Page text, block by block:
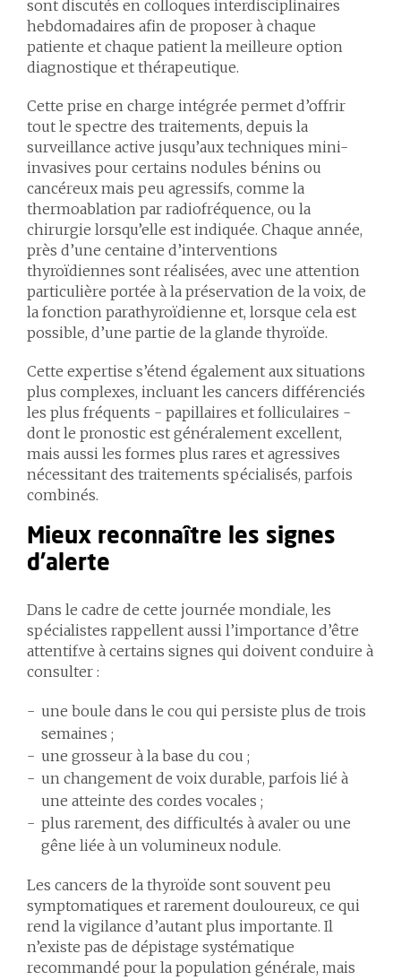
sont discutés en colloques interdisciplinaires
hebdomadaires afin de proposer à chaque
patiente et chaque patient la meilleure option
diagnostique et thérapeutique.
Cette prise en charge intégrée permet d’offrir
tout le spectre des traitements, depuis la
surveillance active jusqu’aux techniques mini-
invasives pour certains nodules bénins ou
cancéreux mais peu agressifs, comme la
thermoablation par radiofréquence, ou la
chirurgie lorsqu’elle est indiquée. Chaque année,
près d’une centaine d’interventions
thyroïdiennes sont réalisées, avec une attention
particulière portée à la préservation de la voix, de
la fonction parathyroïdienne et, lorsque cela est
possible, d’une partie de la glande thyroïde.
Cette expertise s’étend également aux situations
plus complexes, incluant les cancers différenciés
les plus fréquents - papillaires et folliculaires -
dont le pronostic est généralement excellent,
mais aussi les formes plus rares et agressives
nécessitant des traitements spécialisés, parfois
combinés.
Mieux reconnaître les signes
d’alerte
Dans le cadre de cette journée mondiale, les
spécialistes rappellent aussi l’importance d’être
attentif.ve à certains signes qui doivent conduire à
consulter :
une boule dans le cou qui persiste plus de trois
semaines ;
une grosseur à la base du cou ;
un changement de voix durable, parfois lié à
une atteinte des cordes vocales ;
plus rarement, des difficultés à avaler ou une
gêne liée à un volumineux nodule.
Les cancers de la thyroïde sont souvent peu
symptomatiques et rarement douloureux, ce qui
rend la vigilance d’autant plus importante. Il
n’existe pas de dépistage systématique
recommandé pour la population générale, mais